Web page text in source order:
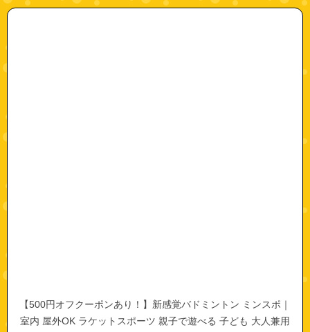
"minsupo"
【500円オフクーポンあり！】新感覚バドミントン ミンスポ｜
室内 屋外OK ラケットスポーツ 親子で遊べる 子ども 大人兼用